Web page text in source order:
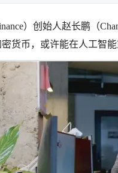
）创始人赵长鹏（
货币，或许能在人工智